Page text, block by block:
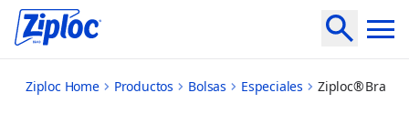
marinade
Ziploc Home Productos Bolsas Especiales Ziploc® Brand